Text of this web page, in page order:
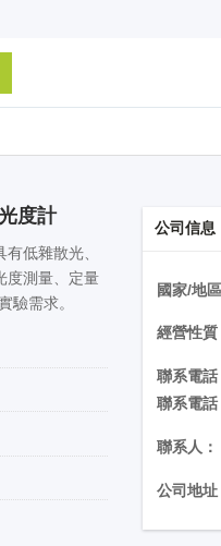
度計
低雜散光、
度測量、定量
驗需求。
公司信息
國家/地區
經營性質
聯系電話
聯系電話
聯系人：
公司地址